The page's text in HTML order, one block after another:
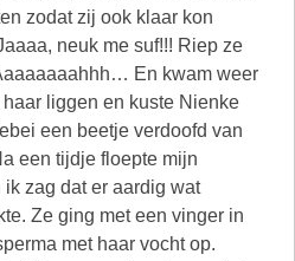
zodat zij ook klaar kon
neuk me suf!!! Riep ze
En kwam weer
liggen en kuste Nienke
een beetje verdoofd van
een tijdje floepte mijn
zag dat er aardig wat
Ze ging met een vinger in
met haar vocht op.